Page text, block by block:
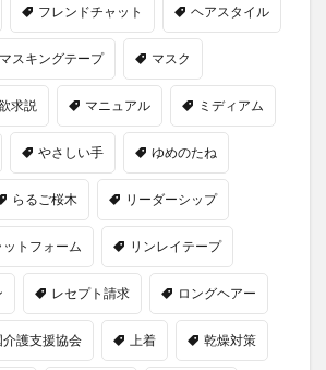
フレンドチャット ヘアスタイル
マスキングテープ マスク
求説 マニュアル ミディアム
やさしい手 ゆめのたね
らるご桜木 リーダーシップ
トフォーム リンレイテープ
レセプト請求 ロングヘアー
護支援協会 上着 乾燥対策